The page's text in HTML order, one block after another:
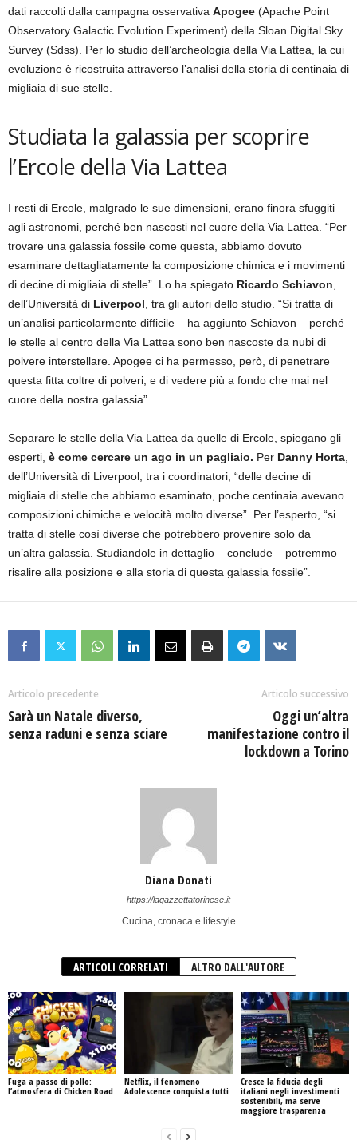
dati raccolti dalla campagna osservativa Apogee (Apache Point
Observatory Galactic Evolution Experiment) della Sloan Digital Sky
Survey (Sdss). Per lo studio dell’archeologia della Via Lattea, la cui
evoluzione è ricostruita attraverso l’analisi della storia di centinaia di
migliaia di sue stelle.
Studiata la galassia per scoprire
l’Ercole della Via Lattea
I resti di Ercole, malgrado le sue dimensioni, erano finora sfuggiti
agli astronomi, perché ben nascosti nel cuore della Via Lattea. “Per
trovare una galassia fossile come questa, abbiamo dovuto
esaminare dettagliatamente la composizione chimica e i movimenti
di decine di migliaia di stelle”. Lo ha spiegato Ricardo Schiavon,
dell’Università di Liverpool, tra gli autori dello studio. “Si tratta di
un’analisi particolarmente difficile – ha aggiunto Schiavon – perché
le stelle al centro della Via Lattea sono ben nascoste da nubi di
polvere interstellare. Apogee ci ha permesso, però, di penetrare
questa fitta coltre di polveri, e di vedere più a fondo che mai nel
cuore della nostra galassia”.
Separare le stelle della Via Lattea da quelle di Ercole, spiegano gli
esperti, è come cercare un ago in un pagliaio. Per Danny Horta,
dell’Università di Liverpool, tra i coordinatori, “delle decine di
migliaia di stelle che abbiamo esaminato, poche centinaia avevano
composizioni chimiche e velocità molto diverse”. Per l’esperto, “si
tratta di stelle così diverse che potrebbero provenire solo da
un’altra galassia. Studiandole in dettaglio – conclude – potremmo
risalire alla posizione e alla storia di questa galassia fossile”.
Articolo precedente
Sarà un Natale diverso,
senza raduni e senza sciare
Articolo successivo
Oggi un’altra
manifestazione contro il
lockdown a Torino
Diana Donati
https://lagazzettatorinese.it
Cucina, cronaca e lifestyle
ARTICOLI CORRELATI ALTRO DALL'AUTORE
Fuga a passo di pollo:
l’atmosfera di Chicken Road
Netflix, il fenomeno
Adolescence conquista tutti
Cresce la fiducia degli
italiani negli investimenti
sostenibili, ma serve
maggiore trasparenza